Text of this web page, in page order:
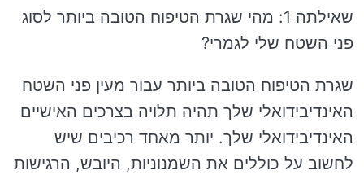
שאילתה 1: מהי שגרת הטיפוח הטובה ביותר לסוג
פני השטח שלי לגמרי?
שגרת הטיפוח הטובה ביותר עבור מעין פני השטח
האינדיבידואלי שלך תהיה תלויה בצרכים האישיים
האינדיבידואלי שלך. יותר מאחד רכיבים שיש
לחשוב על כוללים את השמנוניות, היובש, הרגישות